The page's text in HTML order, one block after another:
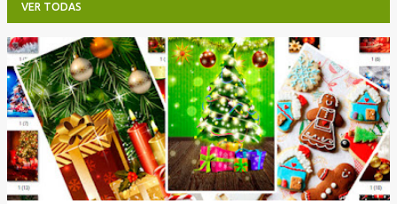
VER TODAS
E
n
t
r
a
d